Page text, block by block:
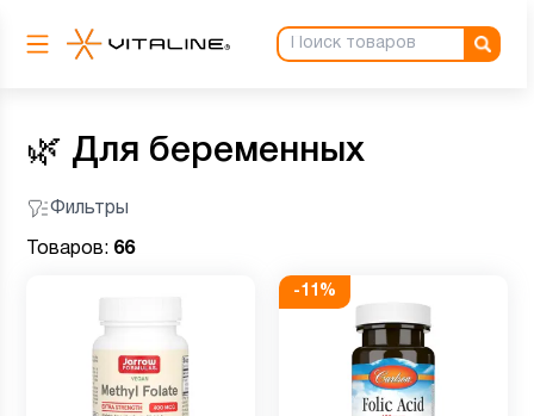
🌿 Для беременных
Фильтры
Товаров: 66
-11 %